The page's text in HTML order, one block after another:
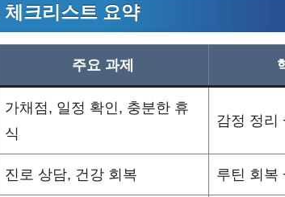
크리스트 요약
주요 과제
가채점, 일정 확인, 충분한 휴
식
감정 정리
진로 상담, 건강 회복 루틴 회복